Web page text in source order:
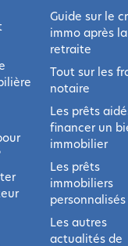
Guide sur le
immo après la
retraite
Tout sur les
notaire
Les prêts
financer un
immobilier
Les prêts
immobiliers
personnalisés
Les autres
actualités de